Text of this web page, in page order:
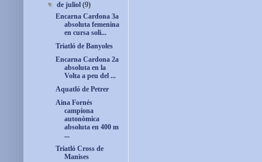
▼de juliol(9)
Encarna Cardona 3a
absoluta femenina
en cursa soli...
Triatló de Banyoles
Encarna Cardona 2a
absoluta en la
Volta a peu del ...
Aquatló de Petrer
Aina Fornés
campiona
autonòmica
absoluta en 400 m
...
Triatló Cross de
Manises